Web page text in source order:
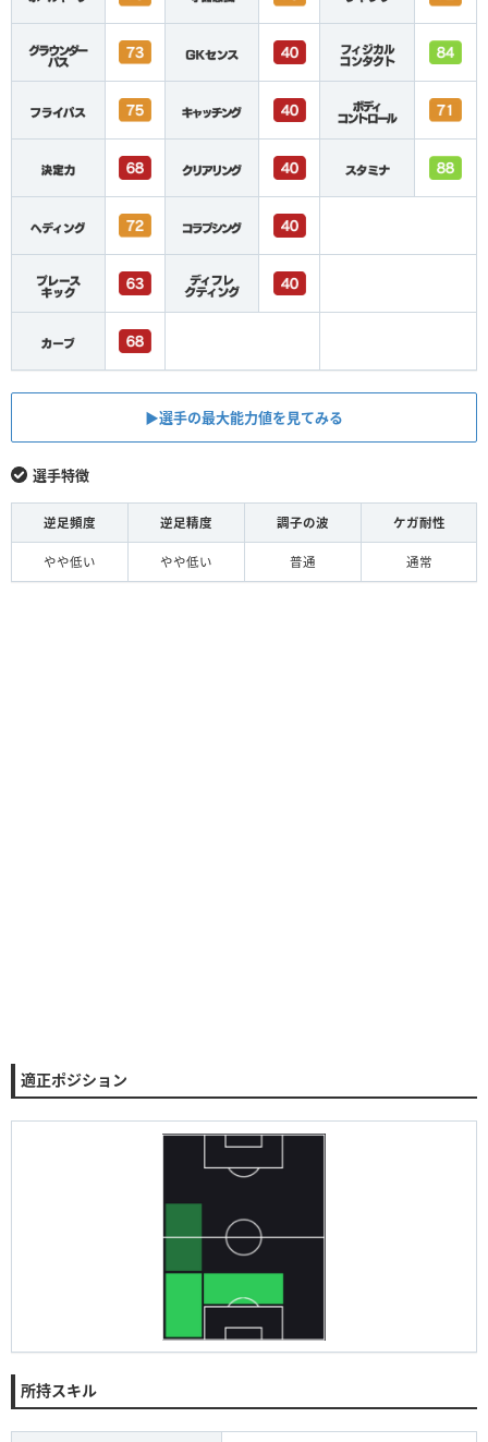
▶︎選手の最大能力値を見てみる
選手特徴
逆足頻度 逆足精度 調子の波 ケガ耐性
やや低い やや低い 普通 通常
適正ポジション
所持スキル